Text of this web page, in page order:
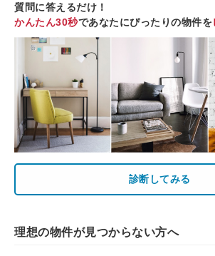
質問に答えるだけ！
かんたん30秒であなたにぴったりの物件を
診断してみる
理想の物件が見つからない方へ